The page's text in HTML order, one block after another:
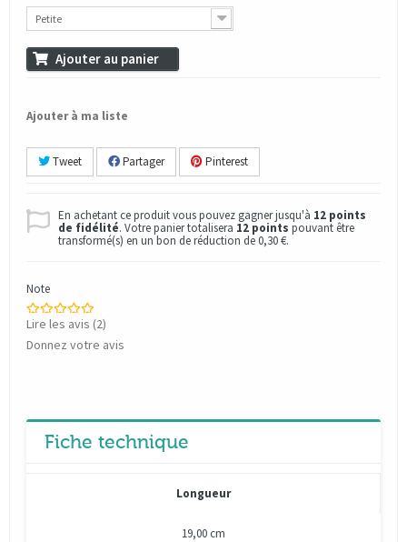
Petite
Ajouter au panier
Ajouter à ma liste
Tweet Partager Pinterest
En achetant ce produit vous pouvez gagner jusqu'à 12 points
de fidélité. Votre panier totalisera 12 points pouvant être
transformé(s) en un bon de réduction de0,30 €.
Note
Lire les avis (2)
Donnez votre avis
Fiche technique
Longueur
19,00 cm